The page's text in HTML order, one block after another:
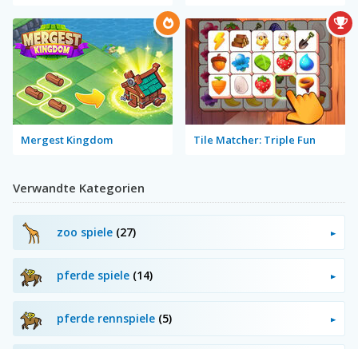
Mergest Kingdom Tile Matcher: Triple Fun
Verwandte Kategorien
zoo spiele (27)
pferde spiele (14)
pferde rennspiele (5)